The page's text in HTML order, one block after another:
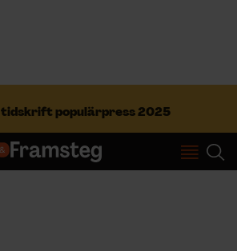
populärpress 2025
Prenumerera